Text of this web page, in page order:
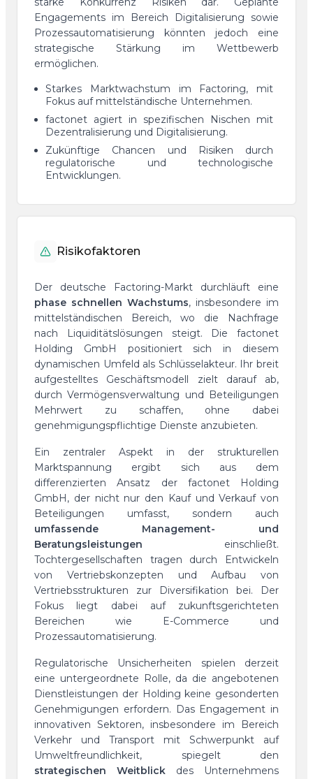
Engagements im Bereich Digitalisierung sowie
Prozessautomatisierung könnten jedoch eine
strategische Stärkung im Wettbewerb
ermöglichen.
Starkes Marktwachstum im Factoring, mit
Fokus auf mittelständische Unternehmen.
factonet agiert in spezifischen Nischen mit
Dezentralisierung und Digitalisierung.
Zukünftige Chancen und Risiken durch
regulatorische und technologische
Entwicklungen.
Risikofaktoren
Der deutsche Factoring-Markt durchläuft eine
phase schnellen Wachstums, insbesondere im
mittelständischen Bereich, wo die Nachfrage
nach Liquiditätslösungen steigt. Die factonet
Holding GmbH positioniert sich in diesem
dynamischen Umfeld als Schlüsselakteur. Ihr breit
aufgestelltes Geschäftsmodell zielt darauf ab,
durch Vermögensverwaltung und Beteiligungen
Mehrwert zu schaffen, ohne dabei
genehmigungspflichtige Dienste anzubieten.
Ein zentraler Aspekt in der strukturellen
Marktspannung ergibt sich aus dem
differenzierten Ansatz der factonet Holding
GmbH, der nicht nur den Kauf und Verkauf von
Beteiligungen umfasst, sondern auch
umfassende Management- und
Beratungsleistungen einschließt.
Tochtergesellschaften tragen durch Entwickeln
von Vertriebskonzepten und Aufbau von
Vertriebsstrukturen zur Diversifikation bei. Der
Fokus liegt dabei auf zukunftsgerichteten
Bereichen wie E-Commerce und
Prozessautomatisierung.
Regulatorische Unsicherheiten spielen derzeit
eine untergeordnete Rolle, da die angebotenen
Dienstleistungen der Holding keine gesonderten
Genehmigungen erfordern. Das Engagement in
innovativen Sektoren, insbesondere im Bereich
Verkehr und Transport mit Schwerpunkt auf
Umweltfreundlichkeit, spiegelt den
strategischen Weitblick des Unternehmens